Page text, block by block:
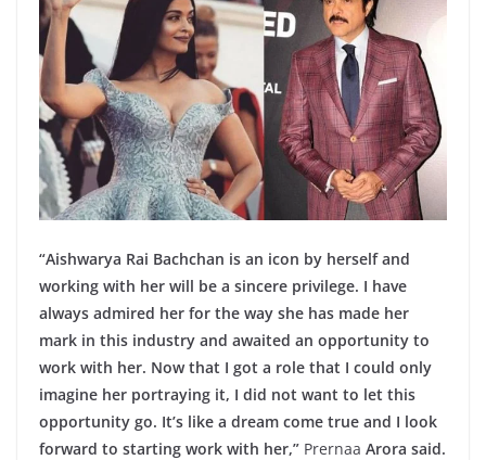
“Aishwarya Rai Bachchan is an icon by herself and
working with her will be a sincere privilege. I have
always admired her for the way she has made her
mark in this industry and awaited an opportunity to
work with her. Now that I got a role that I could only
imagine her portraying it, I did not want to let this
opportunity go. It’s like a dream come true and I look
forward to starting work with her,” Prernaa Arora said.